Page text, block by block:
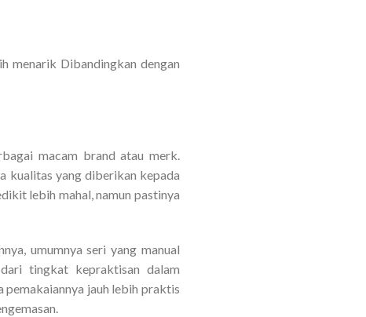
menarik Dibandingkan dengan
macam brand atau merk.
kualitas yang diberikan kepada
lebih mahal, namun pastinya
umumnya seri yang manual
tingkat kepraktisan dalam
pemakaiannya jauh lebih praktis